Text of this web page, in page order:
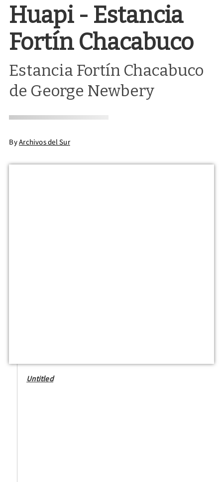
Huapi - Estancia
Fortín Chacabuco
Estancia Fortín Chacabuco
de George Newbery
ByArchivos del Sur
Untitled